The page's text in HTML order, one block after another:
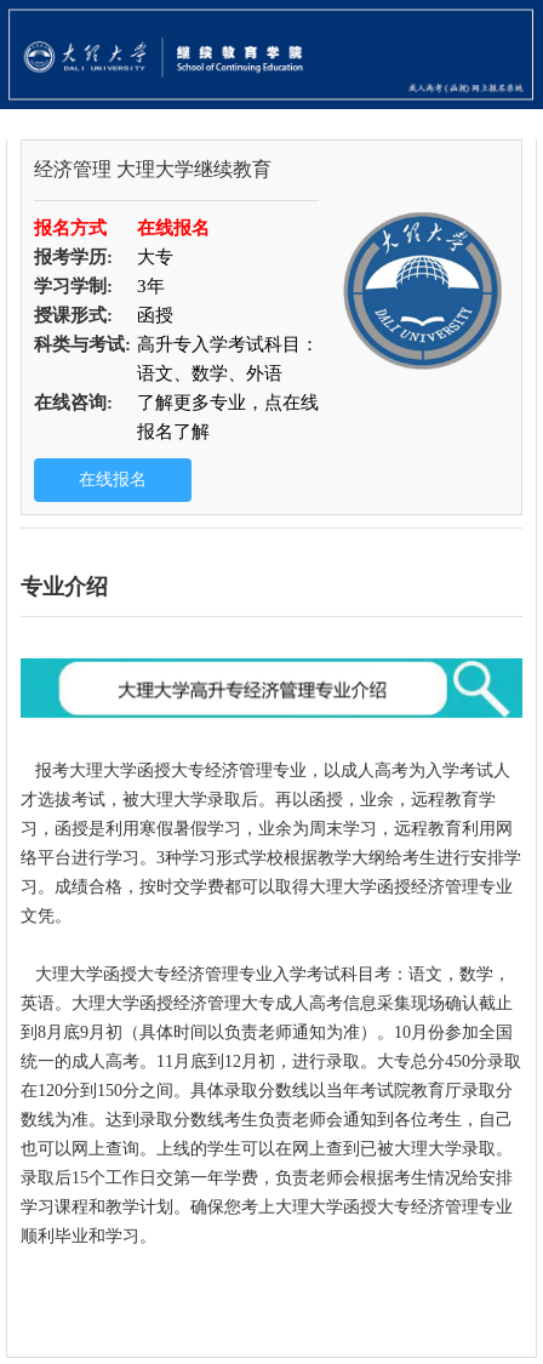
经济管理 大理大学继续教育
报名方式
在线报名
报考学历:
大专
学习学制:
3年
授课形式:
函授
科类与考试: 高升专入学考试科目：
语文、数学、外语
在线咨询:
了解更多专业，点在线
报名了解
专业介绍
报考大理大学函授大专经济管理专业，以成人高考为入学考试人
才选拔考试，被大理大学录取后。再以函授，业余，远程教育学
习，函授是利用寒假暑假学习，业余为周末学习，远程教育利用网
络平台进行学习。3种学习形式学校根据教学大纲给考生进行安排学
习。成绩合格，按时交学费都可以取得大理大学函授经济管理专业
文凭。
大理大学函授大专经济管理专业入学考试科目考：语文，数学，
英语。大理大学函授经济管理大专成人高考信息采集现场确认截止
到8月底9月初（具体时间以负责老师通知为准）。10月份参加全国
统一的成人高考。11月底到12月初，进行录取。大专总分450分录取
在120分到150分之间。具体录取分数线以当年考试院教育厅录取分
数线为准。达到录取分数线考生负责老师会通知到各位考生，自己
也可以网上查询。上线的学生可以在网上查到已被大理大学录取。
录取后15个工作日交第一年学费，负责老师会根据考生情况给安排
学习课程和教学计划。确保您考上大理大学函授大专经济管理专业
顺利毕业和学习。